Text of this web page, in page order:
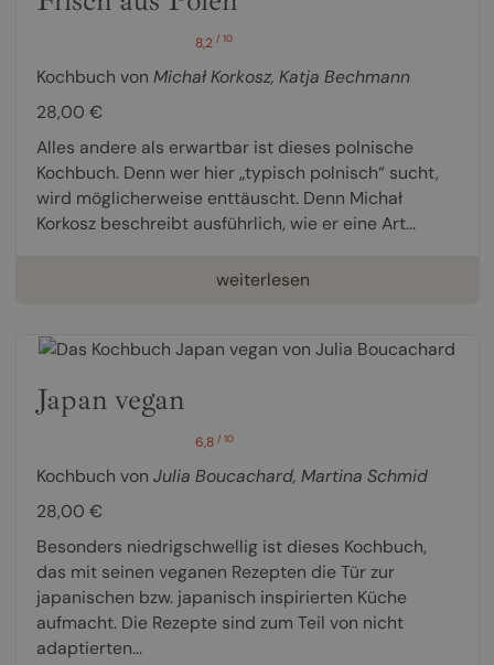
8,2/ 10
Kochbuch von Michał Korkosz, Katja Bechmann
28,00 €
Alles andere als erwartbar ist dieses polnische
Kochbuch. Denn wer hier „typisch polnisch“ sucht,
wird möglicherweise enttäuscht. Denn Michał
Korkosz beschreibt ausführlich, wie er eine Art...
weiterlesen
Japan vegan
6,8/ 10
Kochbuch von Julia Boucachard, Martina Schmid
28,00 €
Besonders niedrigschwellig ist dieses Kochbuch,
das mit seinen veganen Rezepten die Tür zur
japanischen bzw. japanisch inspirierten Küche
aufmacht. Die Rezepte sind zum Teil von nicht
adaptierten...